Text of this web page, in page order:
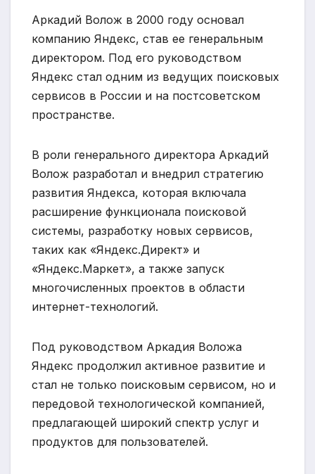
Аркадий Волож в 2000 году основал
компанию Яндекс, став ее генеральным
директором. Под его руководством
Яндекс стал одним из ведущих поисковых
сервисов в России и на постсоветском
пространстве.
В роли генерального директора Аркадий
Волож разработал и внедрил стратегию
развития Яндекса, которая включала
расширение функционала поисковой
системы, разработку новых сервисов,
таких как «Яндекс.Директ» и
«Яндекс.Маркет», а также запуск
многочисленных проектов в области
интернет-технологий.
Под руководством Аркадия Воложа
Яндекс продолжил активное развитие и
стал не только поисковым сервисом, но и
передовой технологической компанией,
предлагающей широкий спектр услуг и
продуктов для пользователей.